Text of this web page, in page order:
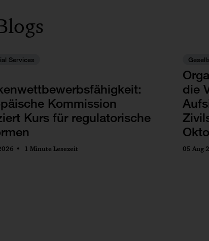
Services
Kommission
Kurs für regulatorische
1 Minute Lesezeit
die
05 Aug